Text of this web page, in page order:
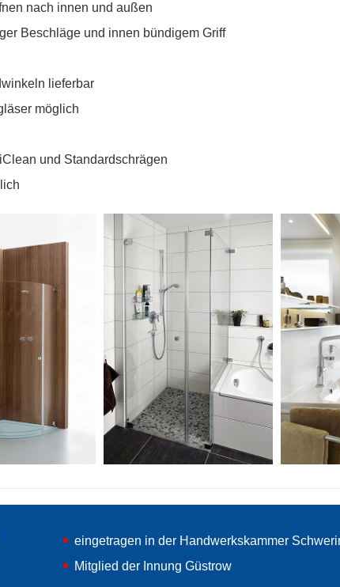
nach innen und außen
Beschläge und innen bündigem Griff
lieferbar
möglich
und Standardschrägen
eingetragen in der Handwerkskammer
Mitglied der Innung Güstrow